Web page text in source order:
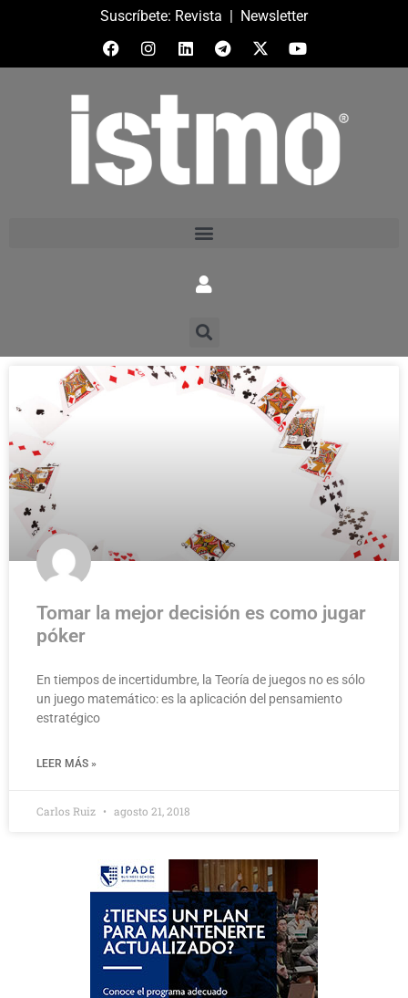
Suscríbete: Revista | Newsletter
Tomar la mejor decisión es como jugar
póker
En tiempos de incertidumbre, la Teoría de juegos no es sólo
un juego matemático: es la aplicación del pensamiento
estratégico
LEER MÁS »
Carlos Ruiz agosto 21, 2018